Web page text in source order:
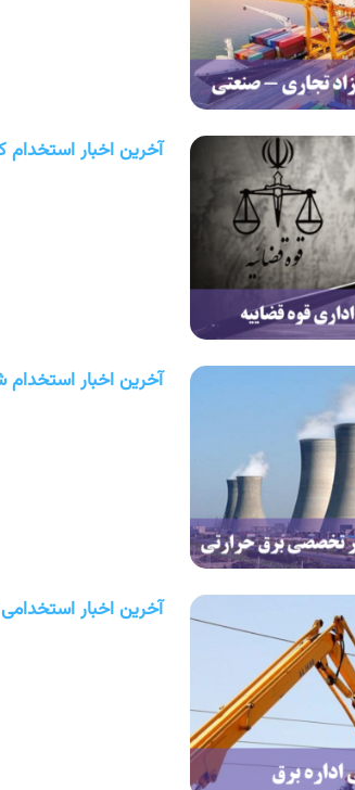
آخرین اخبار استخدام کادر
آخرین اخبار استخدام شرکت
آخرین اخبار استخدامی